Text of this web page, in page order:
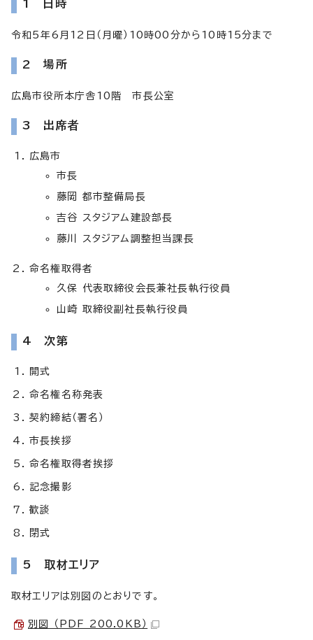
1 日時
令和5年6月12日（月曜）10時00分から10時15分まで
2 場所
広島市役所本庁舎10階 市長公室
3 出席者
広島市
市長
藤岡 都市整備局長
吉谷 スタジアム建設部長
藤川 スタジアム調整担当課長
命名権取得者
久保 代表取締役会長兼社長執行役員
山崎 取締役副社長執行役員
4 次第
開式
命名権名称発表
契約締結（署名）
市長挨拶
命名権取得者挨拶
記念撮影
歓談
閉式
5 取材エリア
取材エリアは別図のとおりです。
別図 （PDF 200.0KB）